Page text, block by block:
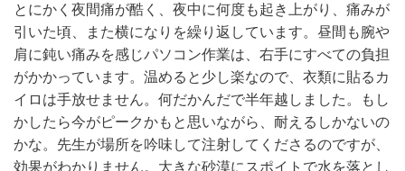
とにかく夜間痛が酷く、夜中に何度も起き上がり、痛みが
引いた頃、また横になりを繰り返しています。昼間も腕や
肩に鈍い痛みを感じパソコン作業は、右手にすべての負担
がかかっています。温めると少し楽なので、衣類に貼るカ
イロは手放せません。何だかんだで半年越しました。もし
かしたら今がピークかもと思いながら、耐えるしかないの
かな。先生が場所を吟味して注射してくださるのですが、
効果がわかりません。大きな砂漠にスポイトで水を落とし